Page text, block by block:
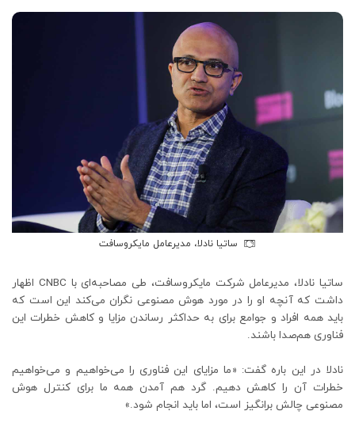
توسط
ساتیا نادلا، مدیرعامل مایکروسافت
ساتیا نادلا، مدیرعامل شرکت مایکروسافت، طی مصاحبه‌ای با CNBC اظهار
داشت که آنچه او را در مورد هوش مصنوعی نگران می‌کند این است که
باید همه افراد و جوامع برای به حداکثر رساندن مزایا و کاهش خطرات این
فناوری هم‌صدا باشند.
نادلا در این باره گفت: «ما مزایای این فناوری را می‌خواهیم و می‌خواهیم
خطرات آن را کاهش دهیم. گرد هم آمدن همه ما برای کنترل هوش
مصنوعی چالش برانگیز است، اما باید انجام شود.»